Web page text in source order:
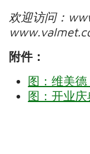
欢迎访问：
附件：
图：维美
图：开业庆